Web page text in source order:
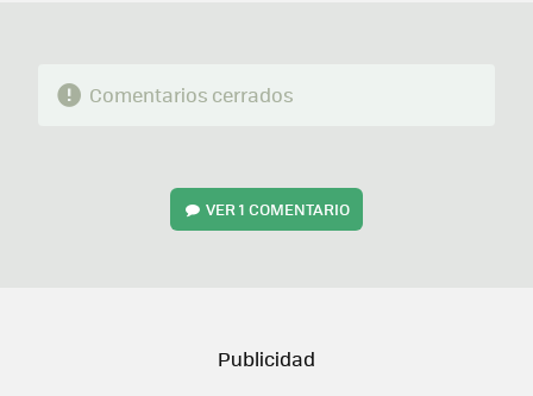
Comentarios cerrados
VER1 COMENTARIO